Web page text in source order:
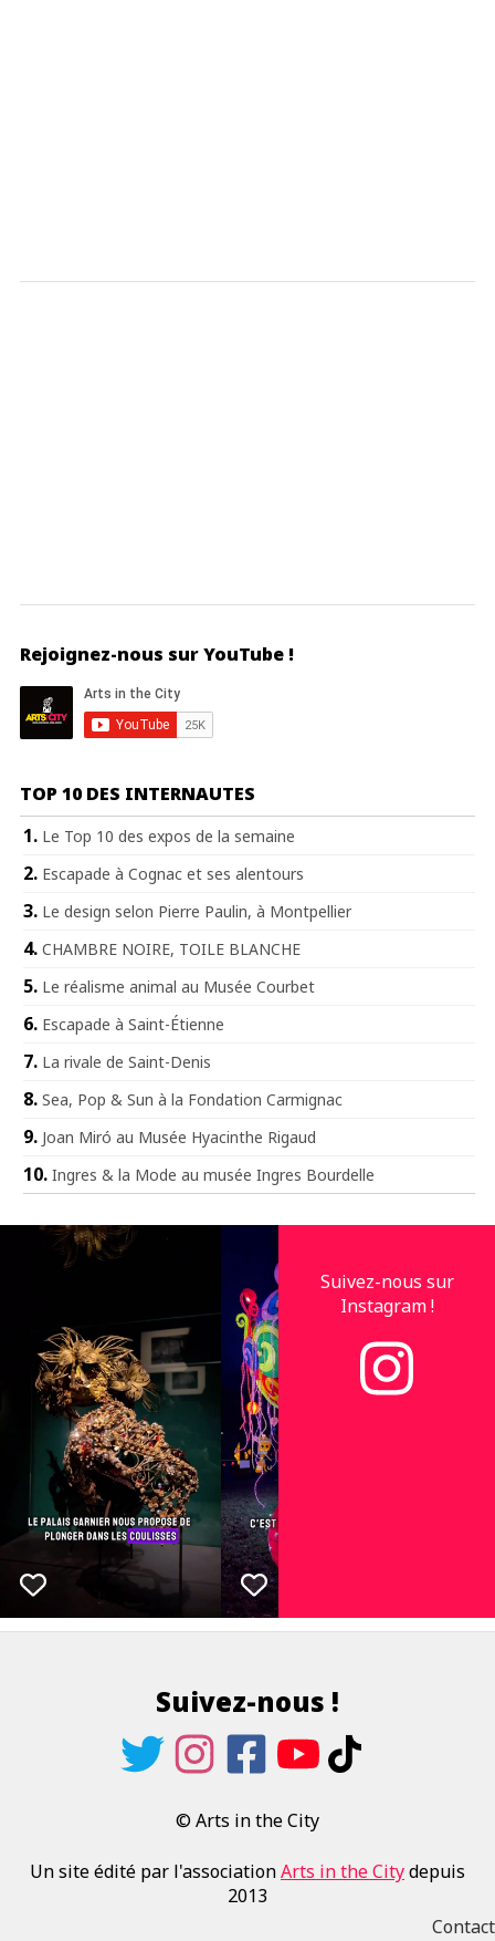
Rejoignez-nous sur YouTube !
TOP 10 DES INTERNAUTES
Le Top 10 des expos de la semaine
Escapade à Cognac et ses alentours
Le design selon Pierre Paulin, à Montpellier
CHAMBRE NOIRE, TOILE BLANCHE
Le réalisme animal au Musée Courbet
Escapade à Saint-Étienne
La rivale de Saint-Denis
Sea, Pop & Sun à la Fondation Carmignac
Joan Miró au Musée Hyacinthe Rigaud
Ingres & la Mode au musée Ingres Bourdelle
Suivez-nous sur
Instagram !
Suivez-nous !
© Arts in the City
Un site édité par l'associationArts in the Citydepuis
2013
Contact